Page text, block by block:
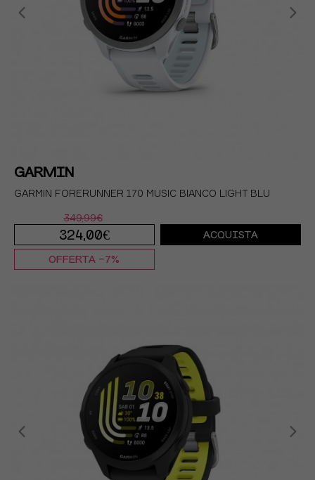
GARMIN
GARMIN FORERUNNER 170 MUSIC BIANCO LIGHT BLU
349,99€
324,00€ ACQUISTA
OFFERTA -7%